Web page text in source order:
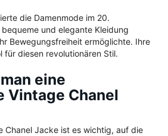
die Damenmode im 20.
und elegante Kleidung
Bewegungsfreiheit ermöglichte. Ihre
für diesen revolutionären Stil.
eine
Vintage Chanel
Chanel Jacke ist es wichtig, auf die